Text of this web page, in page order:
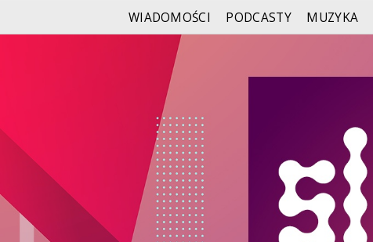
WIADOMOŚCI PODCASTY MUZYKA